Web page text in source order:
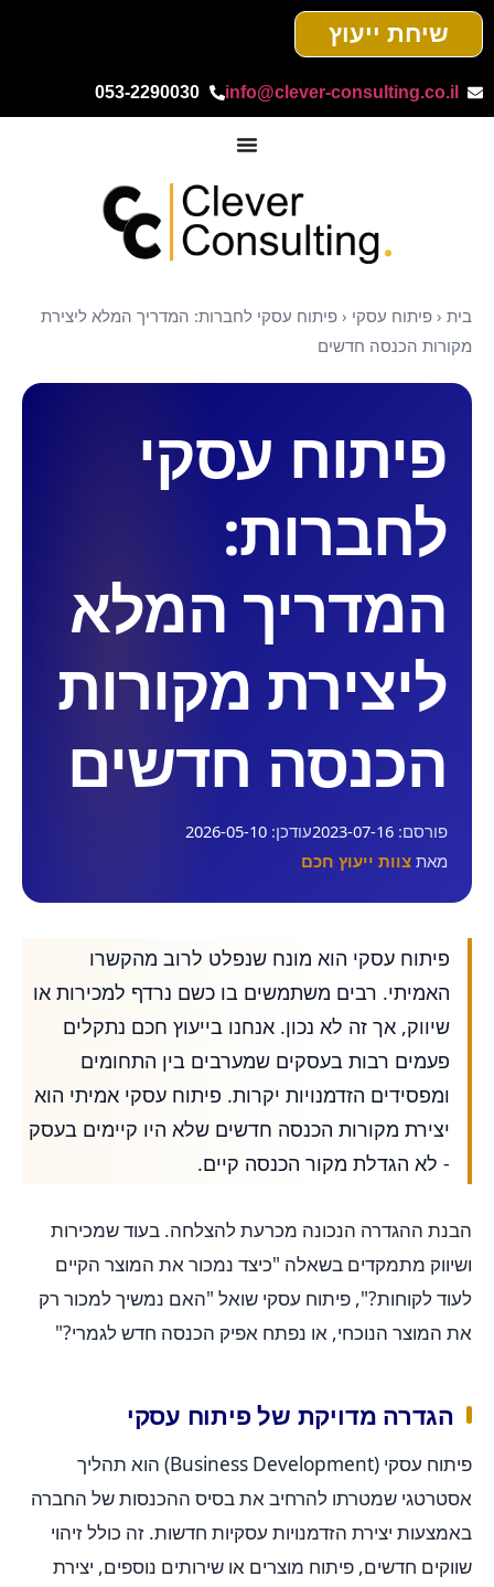
שיחת ייעוץ
info@clever-consulting.co.il
053-2290030
בית ‹ פיתוח עסקי ‹ פיתוח עסקי לחברות: המדריך המלא ליצירת
מקורות הכנסה חדשים
פיתוח עסקי
לחברות:
המדריך המלא
ליצירת מקורות
הכנסה חדשים
פורסם:2023-07-16עודכן:2026-05-10
מאתצוות ייעוץ חכם
פיתוח עסקי הוא מונח שנפלט לרוב מהקשרו
האמיתי. רבים משתמשים בו כשם נרדף למכירות או
שיווק, אך זה לא נכון. אנחנו בייעוץ חכם נתקלים
פעמים רבות בעסקים שמערבים בין התחומים
ומפסידים הזדמנויות יקרות. פיתוח עסקי אמיתי הוא
יצירת מקורות הכנסה חדשים שלא היו קיימים בעסק
- לא הגדלת מקור הכנסה קיים.
הבנת ההגדרה הנכונה מכרעת להצלחה. בעוד שמכירות
ושיווק מתמקדים בשאלה "כיצד נמכור את המוצר הקיים
לעוד לקוחות?", פיתוח עסקי שואל "האם נמשיך למכור רק
את המוצר הנוכחי, או נפתח אפיק הכנסה חדש לגמרי?"
הגדרה מדויקת של פיתוח עסקי
פיתוח עסקי (Business Development) הוא תהליך
אסטרטגי שמטרתו להרחיב את בסיס ההכנסות של החברה
באמצעות יצירת הזדמנויות עסקיות חדשות. זה כולל זיהוי
שווקים חדשים, פיתוח מוצרים או שירותים נוספים, יצירת